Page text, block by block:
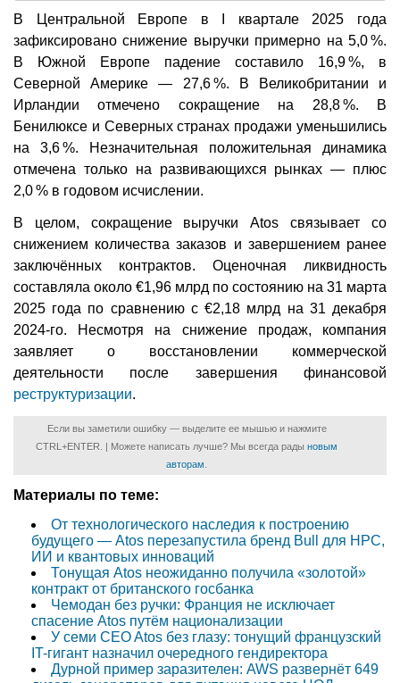
В Центральной Европе в I квартале 2025 года
зафиксировано снижение выручки примерно на 5,0 %.
В Южной Европе падение составило 16,9 %, в
Северной Америке — 27,6 %. В Великобритании и
Ирландии отмечено сокращение на 28,8 %. В
Бенилюксе и Северных странах продажи уменьшились
на 3,6 %. Незначительная положительная динамика
отмечена только на развивающихся рынках — плюс
2,0 % в годовом исчислении.
В целом, сокращение выручки Atos связывает со
снижением количества заказов и завершением ранее
заключённых контрактов. Оценочная ликвидность
составляла около €1,96 млрд по состоянию на 31 марта
2025 года по сравнению с €2,18 млрд на 31 декабря
2024-го. Несмотря на снижение продаж, компания
заявляет о восстановлении коммерческой
деятельности после завершения финансовой
реструктуризации.
Если вы заметили ошибку — выделите ее мышью и нажмите
CTRL+ENTER. | Можете написать лучше? Мы всегда рады новым
авторам
Материалы по теме:
От технологического наследия к построению
будущего — Atos перезапустила бренд Bull для HPC,
ИИ и квантовых инноваций
Тонущая Atos неожиданно получила «золотой»
контракт от британского госбанка
Чемодан без ручки: Франция не исключает
спасение Atos путём национализации
У семи CEO Atos без глазу: тонущий французский
IT-гигант назначил очередного гендиректора
Дурной пример заразителен: AWS развернёт 649